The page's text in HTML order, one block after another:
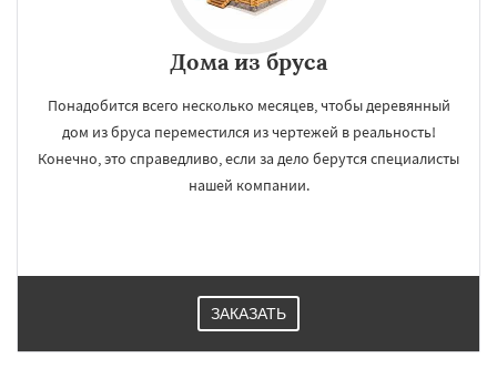
Дома из бруса
Понадобится всего несколько месяцев, чтобы деревянный
дом из бруса переместился из чертежей в реальность!
Конечно, это справедливо, если за дело берутся специалисты
нашей компании.
ЗАКАЗАТЬ